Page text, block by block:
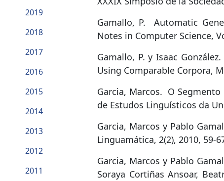
Gamallo, P.
Automatic
Notes in Computer Science,
Gamallo, P. y Isaac González.
Using Comparable Corpora,
Garcia, Marcos. O
de Estudos Linguísticos da
Garcia, Marcos y Pablo
Linguamática, 2(2), 2010, 59-
Garcia, Marcos y Pablo
Soraya Cortiñas Ansoar,
2019
2018
2017
2016
2015
2014
2013
2012
2011